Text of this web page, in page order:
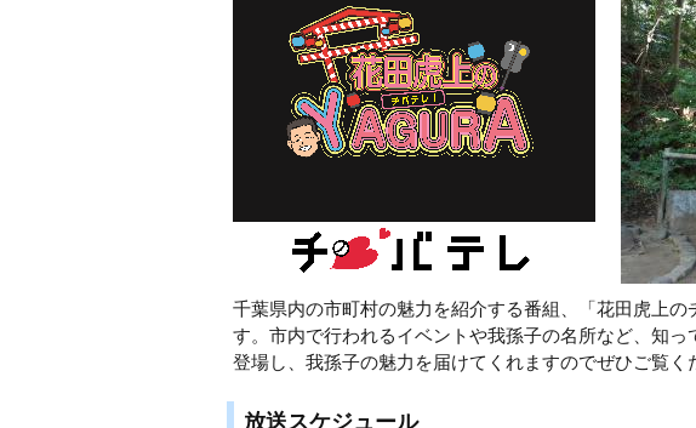
千葉県内の市町村の魅力を紹介する番組、「花田虎上
す。市内で行われるイベントや我孫子の名所など、知
登場し、我孫子の魅力を届けてくれますのでぜひご覧く
放送スケジュール